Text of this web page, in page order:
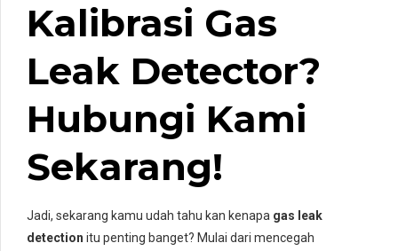
Kalibrasi Gas
Leak Detector?
Hubungi Kami
Sekarang!
Jadi, sekarang kamu udah tahu kan kenapa gas leak
detection itu penting banget? Mulai dari mencegah